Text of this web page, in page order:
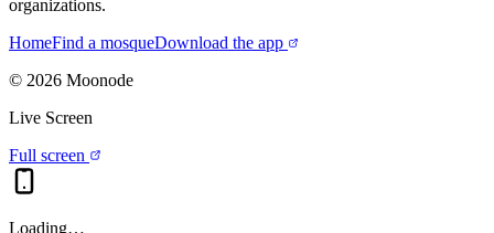
organizations.
HomeFind a mosqueDownload the app
© 2026 Moonode
Live Screen
Full screen
Loading…